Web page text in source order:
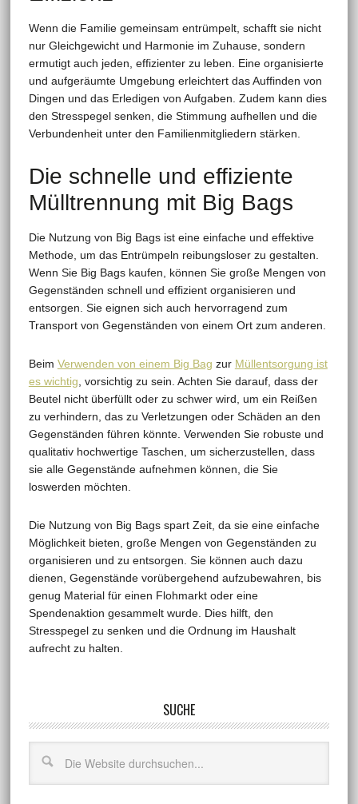
Wenn die Familie gemeinsam entrümpelt, schafft sie nicht
nur Gleichgewicht und Harmonie im Zuhause, sondern
ermutigt auch jeden, effizienter zu leben. Eine organisierte
und aufgeräumte Umgebung erleichtert das Auffinden von
Dingen und das Erledigen von Aufgaben. Zudem kann dies
den Stresspegel senken, die Stimmung aufhellen und die
Verbundenheit unter den Familienmitgliedern stärken.
Die schnelle und effiziente
Mülltrennung mit Big Bags
Die Nutzung von Big Bags ist eine einfache und effektive
Methode, um das Entrümpeln reibungsloser zu gestalten.
Wenn Sie Big Bags kaufen, können Sie große Mengen von
Gegenständen schnell und effizient organisieren und
entsorgen. Sie eignen sich auch hervorragend zum
Transport von Gegenständen von einem Ort zum anderen.
Beim Verwenden von einem Big Bag zur Müllentsorgung ist
es wichtig , vorsichtig zu sein. Achten Sie darauf, dass der
Beutel nicht überfüllt oder zu schwer wird, um ein Reißen
zu verhindern, das zu Verletzungen oder Schäden an den
Gegenständen führen könnte. Verwenden Sie robuste und
qualitativ hochwertige Taschen, um sicherzustellen, dass
sie alle Gegenstände aufnehmen können, die Sie
loswerden möchten.
Die Nutzung von Big Bags spart Zeit, da sie eine einfache
Möglichkeit bieten, große Mengen von Gegenständen zu
organisieren und zu entsorgen. Sie können auch dazu
dienen, Gegenstände vorübergehend aufzubewahren, bis
genug Material für einen Flohmarkt oder eine
Spendenaktion gesammelt wurde. Dies hilft, den
Stresspegel zu senken und die Ordnung im Haushalt
aufrecht zu halten.
SUCHE